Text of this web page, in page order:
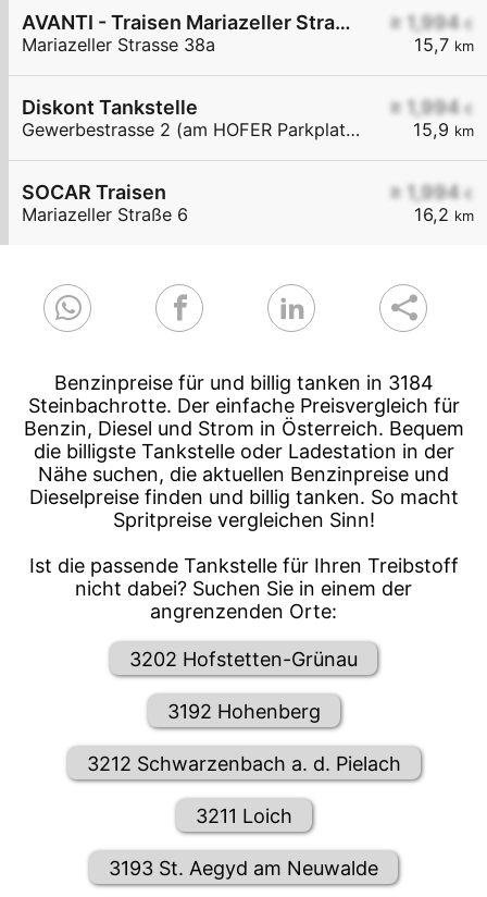
≥ 1,994 €
15,7 km
AVANTI - Traisen Mariazeller Straße 38a
Mariazeller Strasse 38a
≥ 1,994 €
15,9 km
Diskont Tankstelle
Gewerbestrasse 2 (am HOFER Parkplatz)
≥ 1,994 €
16,2 km
SOCAR Traisen
Mariazeller Straße 6
Benzinpreise für und billig tanken in 3184
Steinbachrotte. Der einfache Preisvergleich für
Benzin, Diesel und Strom in Österreich. Bequem
die billigste Tankstelle oder Ladestation in der
Nähe suchen, die aktuellen Benzinpreise und
Dieselpreise finden und billig tanken. So macht
Spritpreise vergleichen Sinn!
Ist die passende Tankstelle für Ihren Treibstoff
nicht dabei? Suchen Sie in einem der
angrenzenden Orte:
3202 Hofstetten-Grünau
3192 Hohenberg
3212 Schwarzenbach a. d. Pielach
3211 Loich
3193 St. Aegyd am Neuwalde